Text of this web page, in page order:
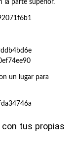
la parte superior.
un lugar para
tus propias